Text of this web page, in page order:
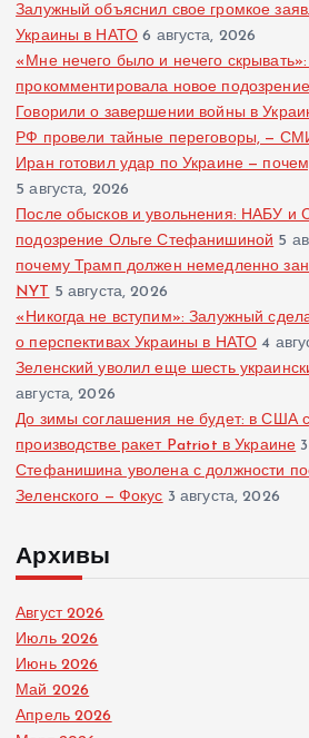
Залужный объяснил свое громкое
Украины в НАТО 6 августа, 2026
«Мне нечего было и нечего
прокомментировала новое подозрение
Говорили о завершении войны в
РФ провели тайные переговоры, —
Иран готовил удар по Украине —
5 августа, 2026
После обысков и увольнения: НАБУ и
подозрение Ольге Стефанишиной 5
почему Трамп должен немедленно
NYT 5 августа, 2026
«Никогда не вступим»: Залужный
о перспективах Украины в НАТО 4
Зеленский уволил еще шесть
августа, 2026
До зимы соглашения не будет: в США
производстве ракет Patriot в Украине
Стефанишина уволена с должности
Зеленского — Фокус 3 августа, 2026
Архивы
Август 2026
Июль 2026
Июнь 2026
Май 2026
Апрель 2026